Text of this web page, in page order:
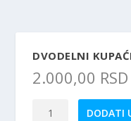
DVODELNI
2.000,00 RSD
Dvodelni
DODATI